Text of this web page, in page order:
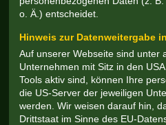
o. Ä.) entscheidet.
Hinweis zur Datenweitergabe
Auf unserer Webseite sind unter
Unternehmen mit Sitz in den
Tools aktiv sind, können Ihre
die US-Server der jeweiligen
werden. Wir weisen darauf hin,
Drittstaat im Sinne des EU-